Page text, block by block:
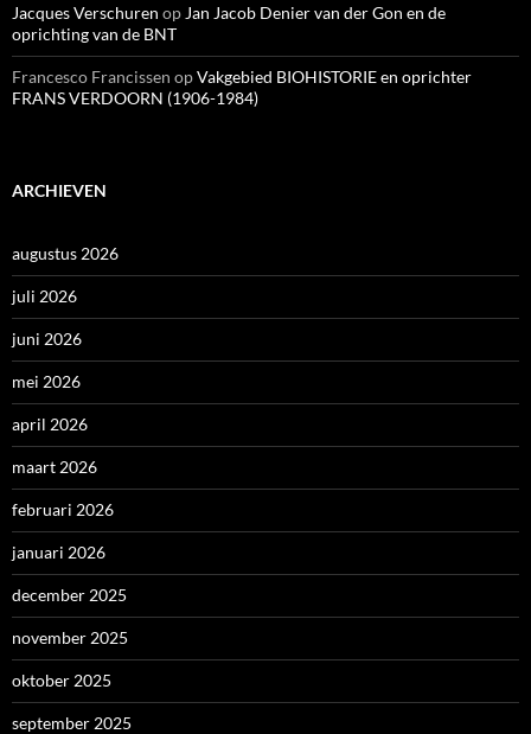
Jacques Verschuren op Jan Jacob Denier van der Gon en de
oprichting van de BNT
Francesco Francissen opVakgebied BIOHISTORIE en oprichter
FRANS VERDOORN (1906-1984)
ARCHIEVEN
augustus 2026
juli 2026
juni 2026
mei 2026
april 2026
maart 2026
februari 2026
januari 2026
december 2025
november 2025
oktober 2025
september 2025